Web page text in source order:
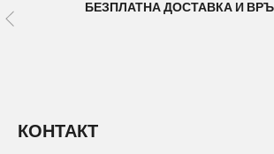
БЕЗПЛАТНА ДОСТАВКА И
КОНТАКТ